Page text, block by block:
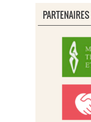
PARTENAIRES